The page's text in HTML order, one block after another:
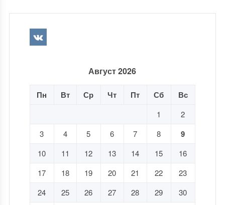
Август 2026
Пн Вт Ср Чт Пт Сб Вс
1
2
3
4 5 6 7 8 9
10 11 12 13 14 15
16
17
18 19 20 21 22
23
24
25 26 27 28 29
30